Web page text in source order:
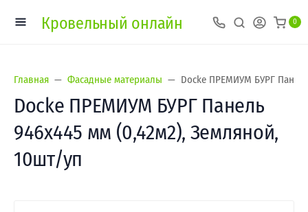
Кровельный онлайн 0
Главная Фасадные материалы Docke ПРЕМИУМ БУРГ
Docke ПРЕМИУМ БУРГ Панель
946х445 мм (0,42м2), Земляной,
10шт/уп